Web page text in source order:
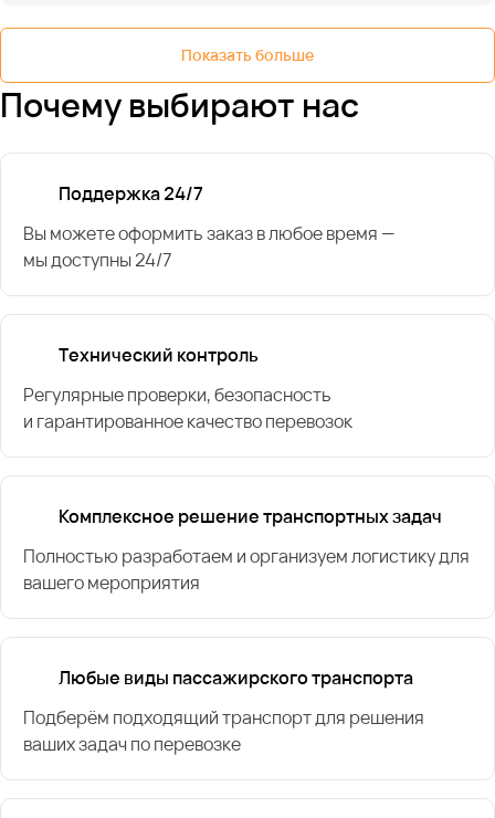
Показать больше
Почему выбирают нас
Поддержка 24/7
Вы можете оформить заказ в любое время —
мы доступны 24/7
Технический контроль
Регулярные проверки, безопасность
и гарантированное качество перевозок
Комплексное решение транспортных задач
Полностью разработаем и организуем логистику для
вашего мероприятия
Любые виды пассажирского транспорта
Подберём подходящий транспорт для решения
ваших задач по перевозке